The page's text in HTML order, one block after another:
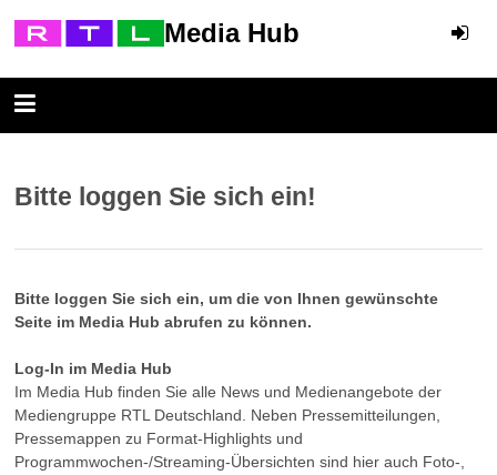
Media Hub
Bitte loggen Sie sich ein!
Bitte loggen Sie sich ein, um die von Ihnen gewünschte
Seite im Media Hub abrufen zu können.
Log-In im Media Hub
Im Media Hub finden Sie alle News und Medienangebote der
Mediengruppe RTL Deutschland. Neben Pressemitteilungen,
Pressemappen zu Format-Highlights und
Programmwochen-/Streaming-Übersichten sind hier auch Foto-,